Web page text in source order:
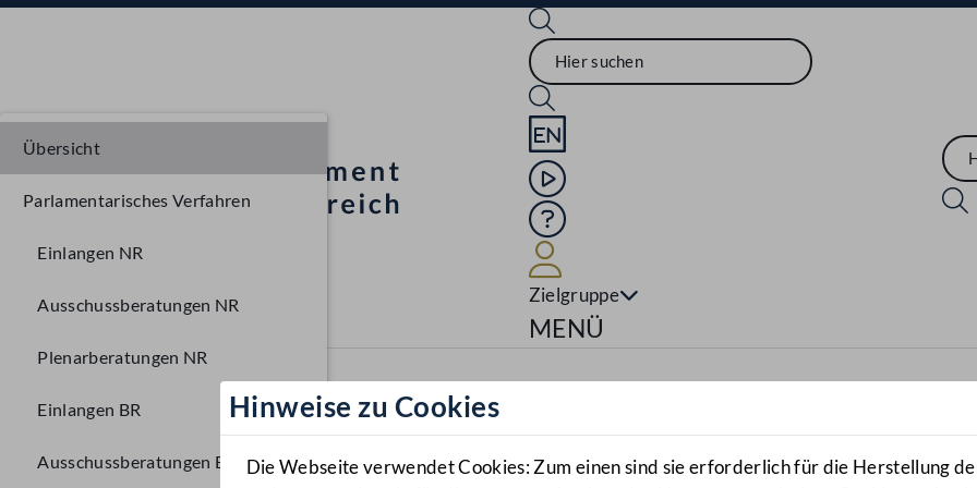
Sprache English
Mediathek
Hilfe
Zielgruppe
Navigationsmenü öffnen
MENÜ
Hinweise zu Cookies
Die Webseite verwendet Cookies: Zum einen sind sie erforderlich für die Herstellung
Übersicht
Parlamentarisches Verfahren
Einlangen NR
Ausschussberatungen NR
Plenarberatungen NR
Einlangen BR
Ausschussberatungen BR